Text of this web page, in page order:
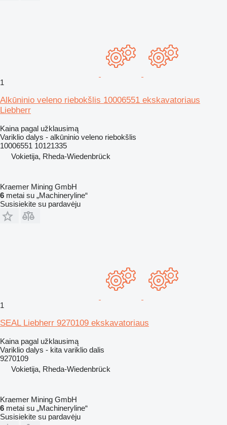
1
Alkūninio veleno riebokšlis 10006551 ekskavatoriaus
Liebherr
Kaina pagal užklausimą
Variklio dalys - alkūninio veleno riebokšlis
10006551 10121335
Vokietija, Rheda-Wiedenbrück
Kraemer Mining GmbH
6 metai su „Machineryline“
Susisiekite su pardavėju
1
SEAL Liebherr 9270109 ekskavatoriaus
Kaina pagal užklausimą
Variklio dalys - kita variklio dalis
9270109
Vokietija, Rheda-Wiedenbrück
Kraemer Mining GmbH
6 metai su „Machineryline“
Susisiekite su pardavėju